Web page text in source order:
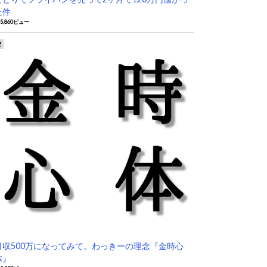
件
ビュー
収500万になってみて。わっきーの理念『金時心